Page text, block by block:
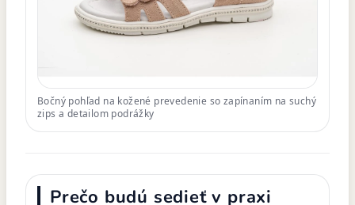
Bočný pohľad na kožené prevedenie so zapínaním na suchý
zips a detailom podrážky
Prečo budú sedieť v praxi